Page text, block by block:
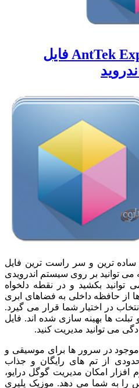
دانلود AntTek Explorer Pro 5.6 فایل
ساده ترین و سر راست ترین فایل
توانید بر روی سیستم اندرویدی
توانید بکشید و در نقطه دلخواه
ها از حافظه داخلی به فضاهای ابری
برای انتخاب در اختیار شما قرار می گیرد.
تبلت ها بهینه سازی شده اند. فایل
در سرور ها برای موسیقی و
از تم های رایگان و جذاب
امکان مدیریت گوگل درایو،
را به شما می دهد. موزیک پلیری